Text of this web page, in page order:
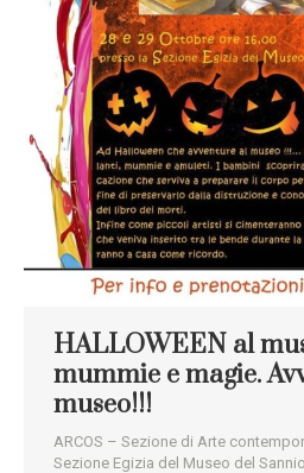
HALLOWEEN al
mummie e magie.
museo!!!
ARCOS – Sezione di Arte
Sezione Egizia del Museo del Sannio